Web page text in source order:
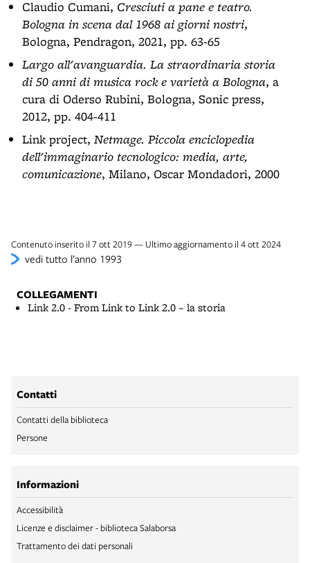
Claudio Cumani, Cresciuti a pane e teatro.
Bologna in scena dal 1968 ai giorni nostri,
Bologna, Pendragon, 2021, pp. 63-65
Largo all'avanguardia. La straordinaria storia
di 50 anni di musica rock e varietà a Bologna, a
cura di Oderso Rubini, Bologna, Sonic press,
2012, pp. 404-411
Link project, Netmage. Piccola enciclopedia
dell'immaginario tecnologico: media, arte,
comunicazione, Milano, Oscar Mondadori, 2000
Contenuto inserito il 7 ott 2019 — Ultimo aggiornamento il 4 ott 2024
vedi tutto l’anno 1993
COLLEGAMENTI
Link 2.0 - From Link to Link 2.0 – la storia
Contatti
Contatti della biblioteca
Persone
Informazioni
Accessibilità
Licenze e disclaimer - biblioteca Salaborsa
Trattamento dei dati personali